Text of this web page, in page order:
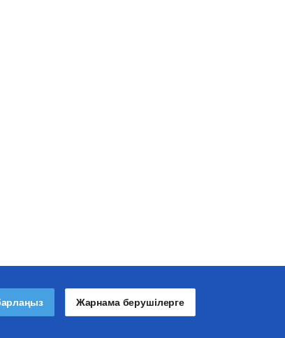
Жарнама берушілерге